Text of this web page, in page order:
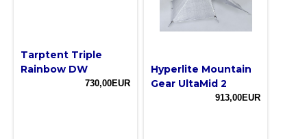
Tarptent Triple
Rainbow DW
730,00EUR
Hyperlite Mountain
Gear UltaMid 2
913,00EUR